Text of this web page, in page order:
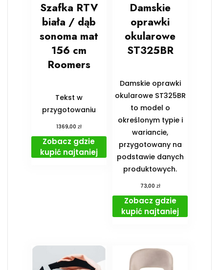
Szafka RTV
biała / dąb
sonoma mat
156 cm
Roomers
Tekst w
przygotowaniu
1369,00 zł
Zobacz gdzie
kupić najtaniej
Damskie
oprawki
okularowe
ST325BR
Damskie oprawki
okularowe ST325BR
to model o
określonym typie i
wariancie,
przygotowany na
podstawie danych
produktowych.
73,00 zł
Zobacz gdzie
kupić najtaniej